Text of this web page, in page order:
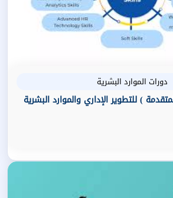
دورات الموارد البشرية
) للتطوير الإداري والموارد البشرية